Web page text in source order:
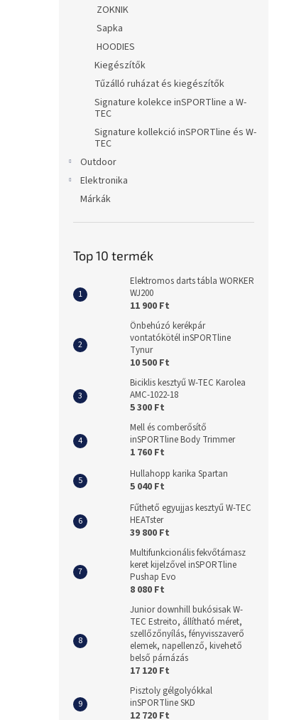
ZOKNIK
Sapka
HOODIES
Kiegészítők
Tűzálló ruházat és kiegészítők
Signature kolekce inSPORTline a W-
TEC
Signature kollekció inSPORTline és W-
TEC
Outdoor
Elektronika
Márkák
Top 10 termék
Elektromos darts tábla WORKER
WJ200
11 900 Ft
Önbehúzó kerékpár
vontatókötél inSPORTline
Tynur
10 500 Ft
Biciklis kesztyű W-TEC Karolea
AMC-1022-18
5 300 Ft
Mell és comberősítő
inSPORTline Body Trimmer
1 760 Ft
Hullahopp karika Spartan
5 040 Ft
Fűthető egyujjas kesztyű W-TEC
HEATster
39 800 Ft
Multifunkcionális fekvőtámasz
keret kijelzővel inSPORTline
Pushap Evo
8 080 Ft
Junior downhill bukósisak W-
TEC Estreito, állítható méret,
szellőzőnyílás, fényvisszaverő
elemek, napellenző, kivehető
belső párnázás
17 120 Ft
Pisztoly gélgolyókkal
inSPORTline SKD
12 720 Ft